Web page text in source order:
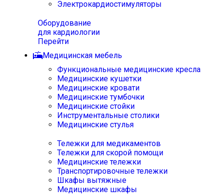
Электрокардиостимуляторы
Оборудование
для кардиологии
Перейти
Медицинская мебель
Функциональные медицинские кресла
Медицинские кушетки
Медицинские кровати
Медицинские тумбочки
Медицинские стойки
Инструментальные столики
Медицинские стулья
Тележки для медикаментов
Тележки для скорой помощи
Медицинские тележки
Транспортировочные тележки
Шкафы вытяжные
Медицинские шкафы